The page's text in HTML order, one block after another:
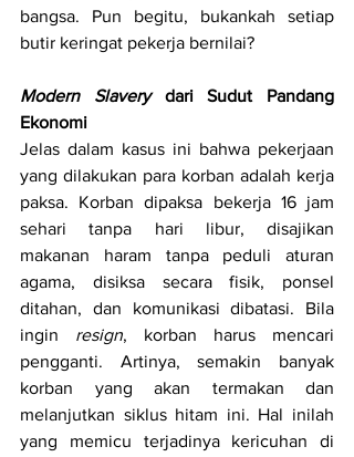
bangsa. Pun begitu, bukankah setiap
butir keringat pekerja bernilai?
Modern Slavery dari Sudut Pandang
Ekonomi
Jelas dalam kasus ini bahwa pekerjaan
yang dilakukan para korban adalah kerja
paksa. Korban dipaksa bekerja 16 jam
sehari tanpa hari libur, disajikan
makanan haram tanpa peduli aturan
agama, disiksa secara fisik, ponsel
ditahan, dan komunikasi dibatasi. Bila
ingin resign, korban harus mencari
pengganti. Artinya, semakin banyak
korban yang akan termakan dan
melanjutkan siklus hitam ini. Hal inilah
yang memicu terjadinya kericuhan di